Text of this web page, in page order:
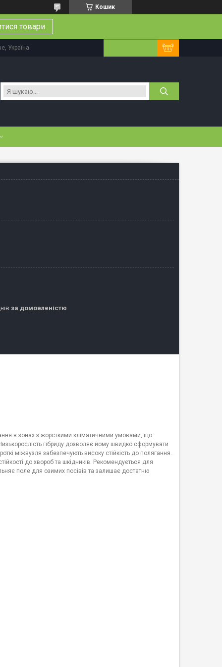
Кошик
товари
Україна
за домовленістю
в зонах з жорсткими кліматичними умовами, що
гібриду дозволяє йому швидко сформувати
міжвузля забезпечують високу стійкість до полягання.
до хвороб та шкідників. Рекомендується для
поле для озимих посівів та залишає достатню